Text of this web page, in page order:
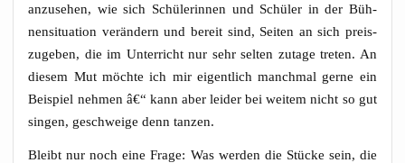
anzu­se­hen, wie sich Schü­le­rin­nen und Schü­ler in der Büh­
nen­si­tua­ti­on ver­än­dern und bereit sind, Sei­ten an sich preis­
zu­ge­ben, die im Unter­richt nur sehr sel­ten zuta­ge tre­ten. An
die­sem Mut möch­te ich mir eigent­lich manch­mal ger­ne ein
Bei­spiel neh­men â€“ kann aber lei­der bei wei­tem nicht so gut
sin­gen, geschwei­ge denn tanzen.
Bleibt nur noch eine Fra­ge: Was wer­den die Stü­cke sein, die